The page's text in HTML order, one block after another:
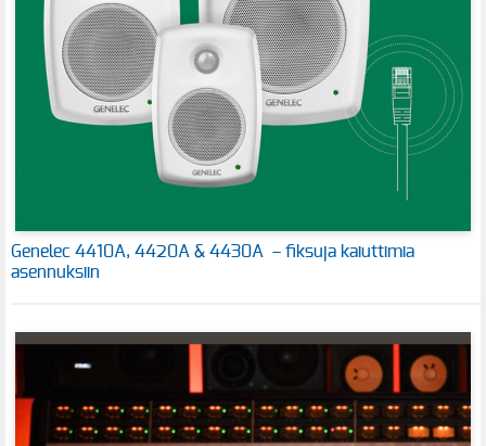
Genelec 4410A, 4420A & 4430A – fiksuja kaiuttimia
asennuksiin